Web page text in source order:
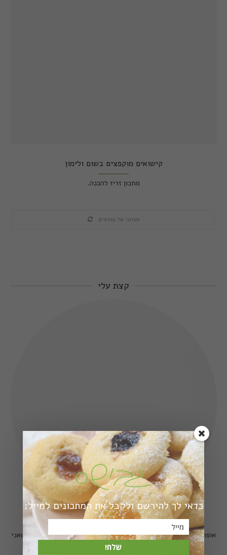
קישואים מוקפצים בשום ולימון
מתכון זריז להכנה.
טעינה של פוסטים
קצת עלי
הי, אני מירב גביש - גבישס
אופה, מבשלת, משוטטת, מצלמת. וכאן אשמח לחלוק איתכם את מה שאני
אוהבת.קרא עוד...
כדאי לך להירשם ולקבל את המתכונים למייל:
שלח!